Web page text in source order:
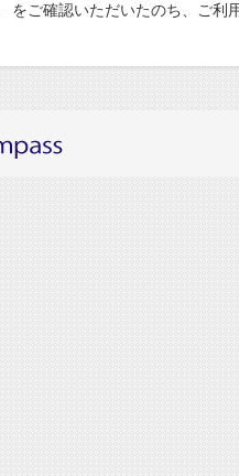
をご確認いただいたのち、ご利